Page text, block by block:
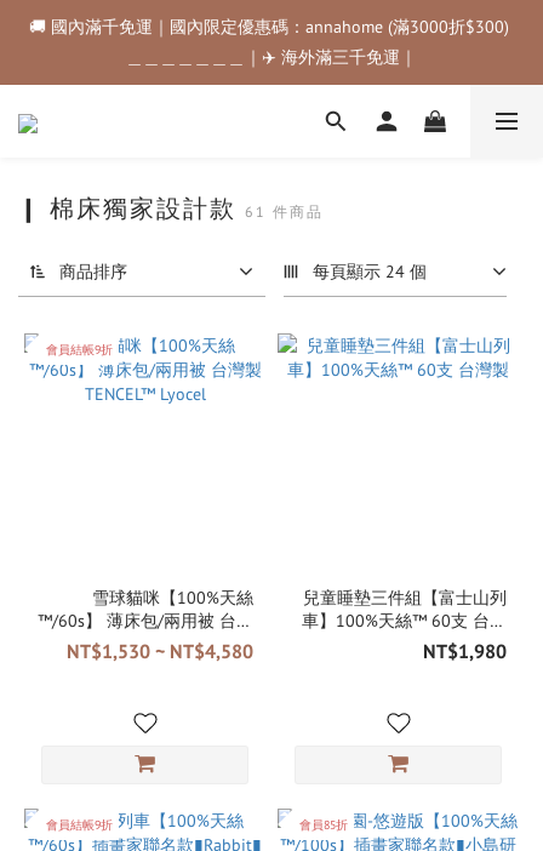
🚚 國內滿千免運｜國內限定優惠碼：annahome (滿3000折$300)
＿＿＿＿＿＿＿｜✈️ 海外滿三千免運｜
🚚 國內滿千免運｜國內限定優惠碼：annahome (滿3000折$300)
＿＿＿＿＿＿＿｜✈️ 海外滿三千免運｜
購物金折抵規範💰💰💰滿$500最高可折$50｜滿$1000最高可折
🚚 國內滿千免運｜國內限定優惠碼：annahome (滿3000折$300)
＿＿＿＿＿＿＿｜✈️ 海外滿三千免運｜
❙ 棉床獨家設計款 61 件商品
商品排序 每頁顯示 24 個
會員結帳9折
雪球貓咪【100%天絲
™/60s】 薄床包/兩用被 台灣
製 TENCEL™ Lyocel
NT$1,530 ~ NT$4,580
兒童睡墊三件組【富士山列
車】100%天絲™ 60支 台灣
製
NT$1,980
會員結帳9折 會員85折